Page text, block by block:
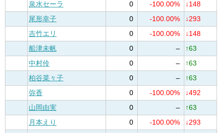
泉水セーラ
0 -100.00%
↓148
尾形幸子
0 -100.00%
↓293
吉竹エリ
0 -100.00%
↓148
船津未帆
0 –
↑63
中村伶
0 –
↑63
柏谷菜々子
0 –
↑63
弥香
0 -100.00%
↓492
山岡由実
0 –
↑63
月本えり
0 -100.00%
↓293